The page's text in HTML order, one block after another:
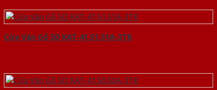
Cửa Vân Gỗ 5D KAT-41.51.51A-3TK